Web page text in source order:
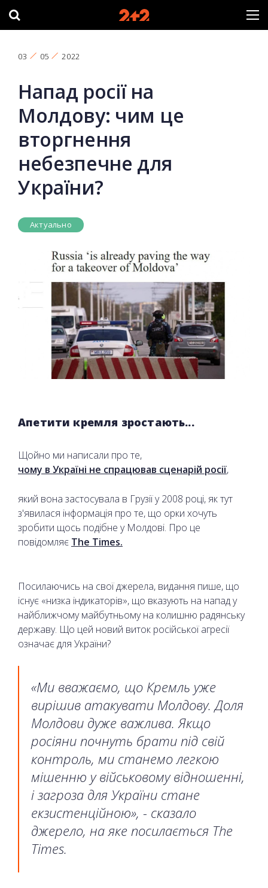
03 05 2022
Напад росії на
Молдову: чим це
вторгнення
небезпечне для
України?
Актуально
Апетити кремля зростають...
Щойно ми написали про те,
чому в Україні не спрацював сценарій росії,
який вона застосувала в Грузії у 2008 році, як тут
з'явилася інформація про те, що орки хочуть
зробити щось подібне у Молдові. Про це
повідомляє The Times.
Посилаючись на свої джерела, видання пише, що
існує «низка індикаторів», що вказують на напад у
найближчому майбутньому на колишню радянську
державу. Що цей новий виток російської агресії
означає для України?
«Ми вважаємо, що Кремль уже
вирішив атакувати Молдову. Доля
Молдови дуже важлива. Якщо
росіяни почнуть брати під свій
контроль, ми станемо легкою
мішенню у військовому відношенні,
і загроза для України стане
екзистенційною», - сказало
джерело, на яке посилається The
Times.